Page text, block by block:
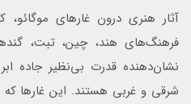
آثار هنری درون غارهای
فرهنگ‌های هند، چین، تبت،
نشان‌دهنده قدرت بی‌نظیر جاده
شرقی و غربی هستند. این غارها